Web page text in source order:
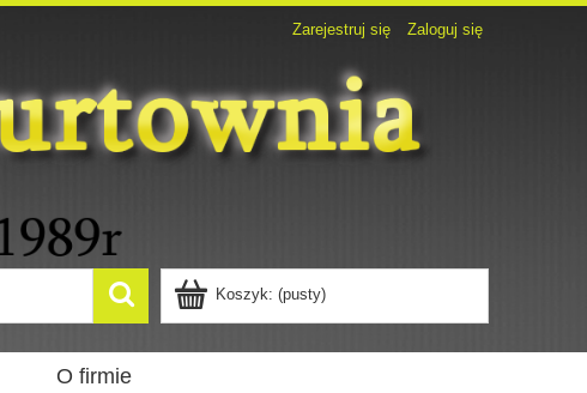
Zarejestruj się Zaloguj się
Koszyk: (pusty)
O firmie